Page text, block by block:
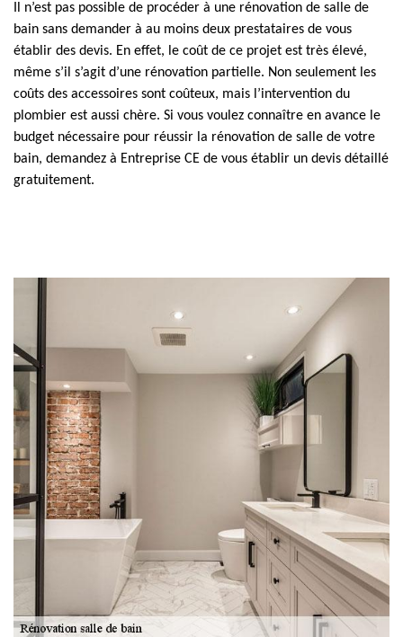
Il n’est pas possible de procéder à une rénovation de salle de
bain sans demander à au moins deux prestataires de vous
établir des devis. En effet, le coût de ce projet est très élevé,
même s’il s’agit d’une rénovation partielle. Non seulement les
coûts des accessoires sont coûteux, mais l’intervention du
plombier est aussi chère. Si vous voulez connaître en avance le
budget nécessaire pour réussir la rénovation de salle de votre
bain, demandez à Entreprise CE de vous établir un devis détaillé
gratuitement.